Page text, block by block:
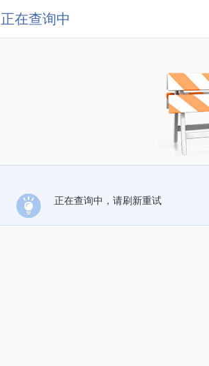
正在查询中
正在查询中，请刷新重试